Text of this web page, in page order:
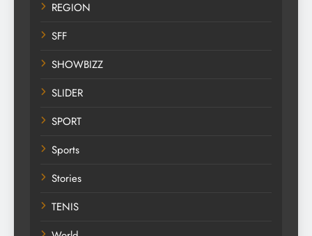
REGION
SFF
SHOWBIZZ
SLIDER
SPORT
Sports
Stories
TENIS